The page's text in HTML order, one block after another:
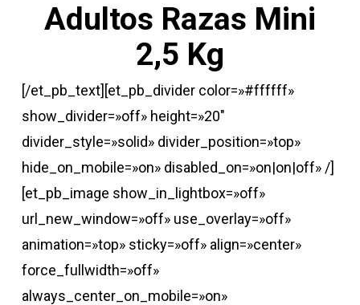
Adultos Razas Mini
2,5 Kg
[/et_pb_text][et_pb_divider color=»#ffffff»
show_divider=»off» height=»20″
divider_style=»solid» divider_position=»top»
hide_on_mobile=»on» disabled_on=»on|on|off» /]
[et_pb_image show_in_lightbox=»off»
url_new_window=»off» use_overlay=»off»
animation=»top» sticky=»off» align=»center»
force_fullwidth=»off»
always_center_on_mobile=»on»